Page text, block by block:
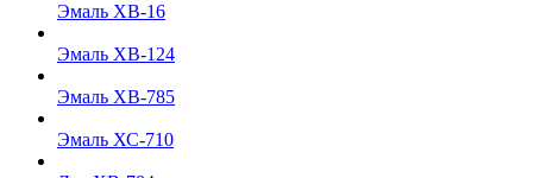
Эмаль ХВ-16
Эмаль ХВ-124
Эмаль ХВ-785
Эмаль ХС-710